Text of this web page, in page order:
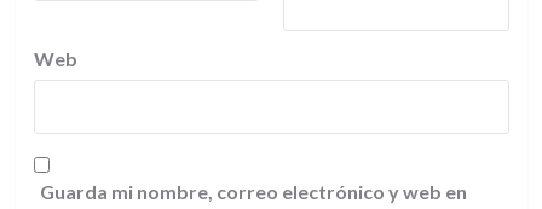
Web
Guarda mi nombre, correo electrónico y web en